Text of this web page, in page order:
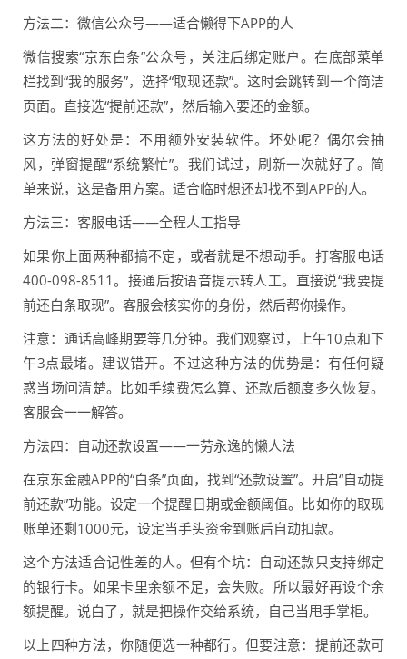
方法二：微信公众号——适合懒得下APP的人
微信搜索“京东白条”公众号，关注后绑定账户。在底部菜单
栏找到“我的服务”，选择“取现还款”。这时会跳转到一个简洁
页面。直接选“提前还款”，然后输入要还的金额。
这方法的好处是：不用额外安装软件。坏处呢？偶尔会抽
风，弹窗提醒“系统繁忙”。我们试过，刷新一次就好了。简
单来说，这是备用方案。适合临时想还却找不到APP的人。
方法三：客服电话——全程人工指导
如果你上面两种都搞不定，或者就是不想动手。打客服电话
400-098-8511。接通后按语音提示转人工。直接说“我要提
前还白条取现”。客服会核实你的身份，然后帮你操作。
注意：通话高峰期要等几分钟。我们观察过，上午10点和下
午3点最堵。建议错开。不过这种方法的优势是：有任何疑
惑当场问清楚。比如手续费怎么算、还款后额度多久恢复。
客服会一一解答。
方法四：自动还款设置——一劳永逸的懒人法
在京东金融APP的“白条”页面，找到“还款设置”。开启“自动提
前还款”功能。设定一个提醒日期或金额阈值。比如你的取现
账单还剩1000元，设定当手头资金到账后自动扣款。
这个方法适合记性差的人。但有个坑：自动还款只支持绑定
的银行卡。如果卡里余额不足，会失败。所以最好再设个余
额提醒。说白了，就是把操作交给系统，自己当甩手掌柜。
以上四种方法，你随便选一种都行。但要注意：提前还款可